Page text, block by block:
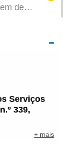
de
Serviços
339,
+ mais